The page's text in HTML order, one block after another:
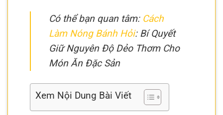
Có thể bạn quan tâm: Cách
Làm Nóng Bánh Hỏi: Bí Quyết
Giữ Nguyên Độ Dẻo Thơm Cho
Món Ăn Đặc Sản
Xem Nội Dung Bài Viết